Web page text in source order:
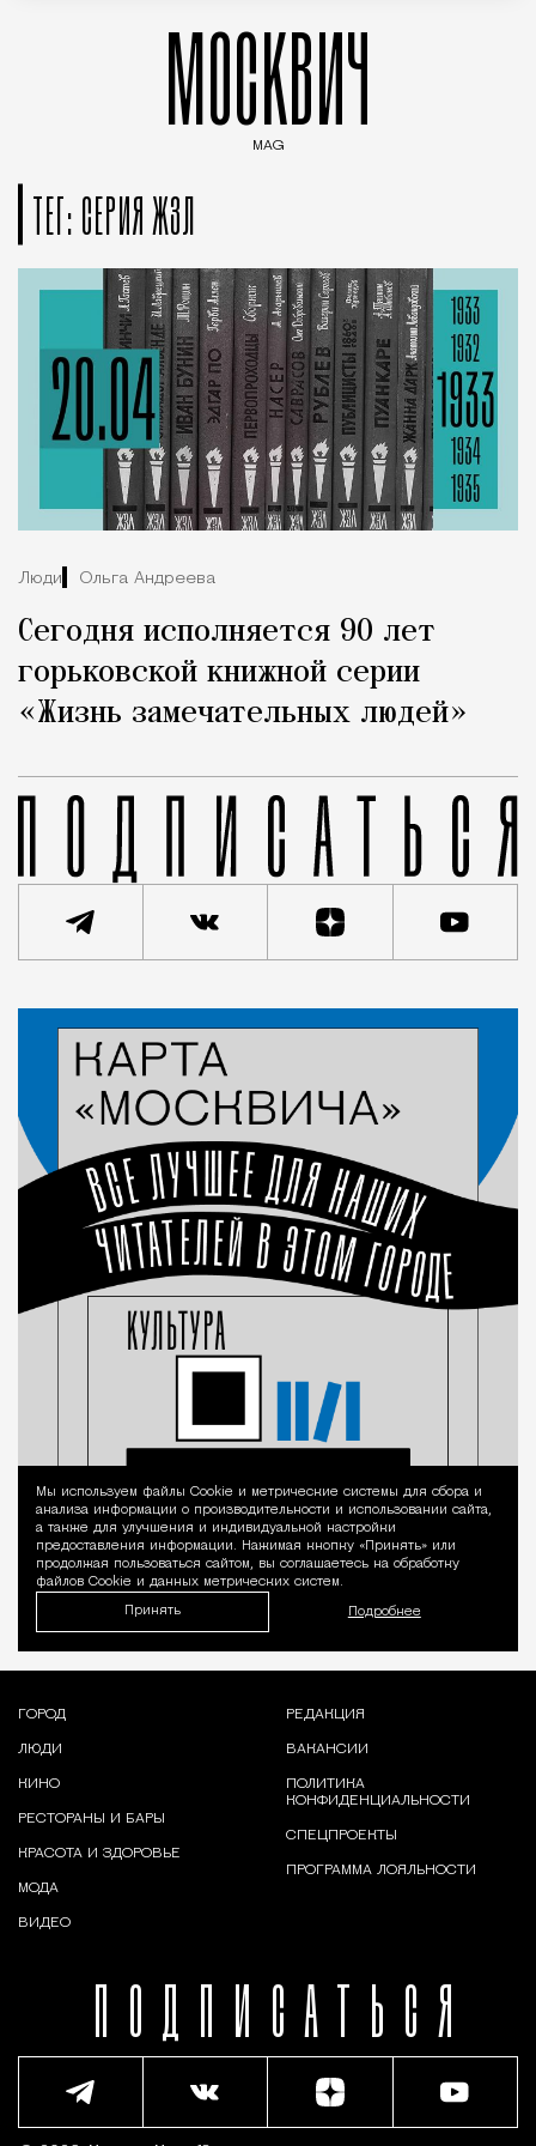
МОСКВИЧ
MAG
ТЕГ: СЕРИЯ ЖЗЛ
Люди Ольга Андреева
Сегодня исполняется 90 лет
горьковской книжной серии
«Жизнь замечательных людей»
Уведомление
Мы используем файлы Сookie и метрические системы для сбора и
анализа информации о производительности и использовании сайта,
а также для улучшения и индивидуальной настройки
предоставления информации. Нажимая кнопку «Принять» или
продолжая пользоваться сайтом, вы соглашаетесь на обработку
файлов Cookie и данных метрических систем.
Принять Подробнее
ПОДПИСАТЬСЯ
ГОРОД
ЛЮДИ
КИНО
РЕСТОРАНЫ И БАРЫ
КРАСОТА И ЗДОРОВЬЕ
МОДА
ВИДЕО
РЕДАКЦИЯ
ВАКАНСИИ
ПОЛИТИКА
КОНФИДЕНЦИАЛЬНОСТИ
СПЕЦПРОЕКТЫ
ПРОГРАММА ЛОЯЛЬНОСТИ